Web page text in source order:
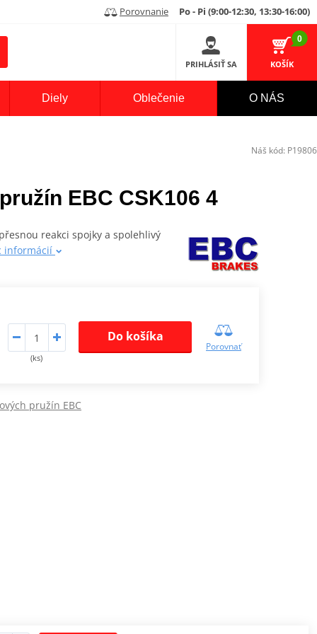
Porovnanie Po - Pi (9:00-12:30, 13:30-16:00)
PRIHLÁSIŤ SA
0
KOŠÍK
Diely Oblečenie O NÁS
EBC CSK106 4
reakci spojky a spolehlivý
informácií
(ks)
Do košíka
Porovnať
pružín EBC
Náš kód: P19806